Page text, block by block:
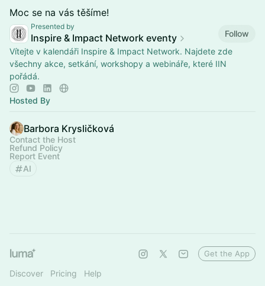
​Moc se na vás těšíme!
Presented by
Inspire & Impact Network eventy
Follow
Vítejte v kalendáři Inspire & Impact Network. Najdete zde
všechny akce, setkání, workshopy a webináře, které IIN
pořádá.
Hosted By
Barbora Krysličková
Contact the Host
Refund Policy
Report Event
AI
Discover Pricing Help
Get the App